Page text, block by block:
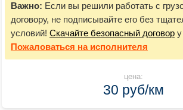
Важно: Если вы решили работать с
договору, не подписывайте его без
условий! Скачайте безопасный договор
Пожаловаться на исполнителя
цена:
30 руб/км